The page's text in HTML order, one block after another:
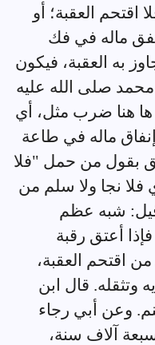
اقتحم العقبة؛ أو
ماله في فك
به العقبة، فيكون
صلى الله عليه
ها هنا ضرب مثل، أي
ماله في طاعة
بقول من حمل "فلا
فلا نجا ولا سلم من
شبه عظم
أعتق رقبة
اقتحم العقبة،
وتثقله. قال ابن
وعن أبي رجاء
آلاف سنة،